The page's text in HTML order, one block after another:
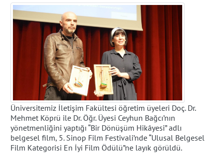
Üniversitemiz İletişim Fakültesi öğretim üyeleri Doç. Dr.
Mehmet Köprü ile Dr. Öğr. Üyesi Ceyhun Bağcı’nın
yönetmenliğini yaptığı “Bir Dönüşüm Hikâyesi” adlı
belgesel film, 5. Sinop Film Festivali’nde “Ulusal Belgesel
Film Kategorisi En İyi Film Ödülü”ne layık görüldü.